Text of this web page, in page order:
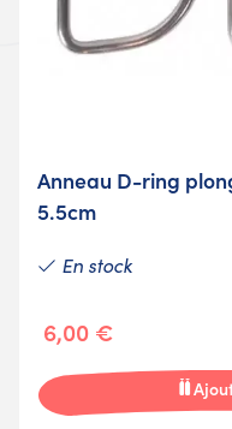
Anneau D-ring
5.5cm
En stock
6,00 €